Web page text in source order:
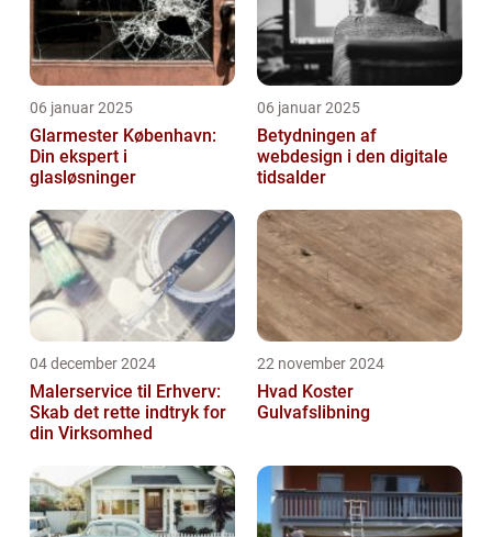
06 januar 2025
Glarmester København:
Din ekspert i
glasløsninger
06 januar 2025
Betydningen af
webdesign i den digitale
tidsalder
04 december 2024
Malerservice til Erhverv:
Skab det rette indtryk for
din Virksomhed
22 november 2024
Hvad Koster
Gulvafslibning